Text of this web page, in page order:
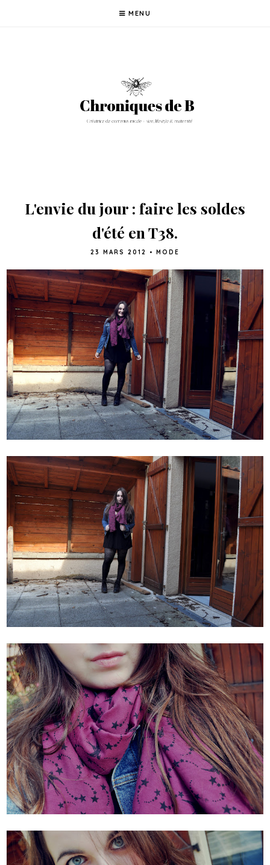
MENU
L'envie du jour : faire les soldes
d'été en T38.
23 MARS 2012 • MODE